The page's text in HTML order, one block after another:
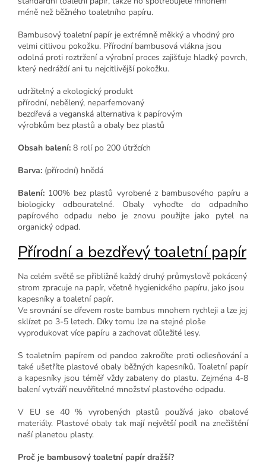
méně než běžného toaletního papíru.
Bambusový toaletní papír je extrémně měkký a vhodný pro
velmi citlivou pokožku. Přírodní bambusová vlákna jsou
odolná proti roztržení a výrobní proces zajišťuje hladký povrch,
který nedráždí ani tu nejcitlivější pokožku.
udržitelný a ekologický produkt
přírodní, nebělený, neparfemovaný
bezdřevá a veganská alternativa k papírovým
výrobkům bez plastů a obaly bez plastů
Obsah balení: 8 rolí po 200 útržcích
Barva: (přírodní) hnědá
Balení: 100% bez plastů vyrobené z bambusového papíru a
biologicky odbouratelné. Obaly vyhoďte do odpadního
papírového odpadu nebo je znovu použijte jako pytel na
organický odpad.
Přírodní a bezdřevý toaletní papír
Na celém světě se přibližně každý druhý průmyslově pokácený
strom zpracuje na papír, včetně hygienického papíru, jako jsou
kapesníky a toaletní papír.
Ve srovnání se dřevem roste bambus mnohem rychleji a lze jej
sklízet po 3-5 letech. Díky tomu lze na stejné ploše
vyprodukovat více papíru a zachovat důležité lesy.
S toaletním papírem od pandoo zakročíte proti odlesňování a
také ušetříte plastové obaly běžných kapesníků. Toaletní papír
a kapesníky jsou téměř vždy zabaleny do plastu. Zejména 4-8
balení vytváří neuvěřitelné množství plastového odpadu.
V EU se 40 % vyrobených plastů používá jako obalové
materiály. Plastové obaly tak mají největší podíl na znečištění
naší planetou plasty.
Proč je bambusový toaletní papír dražší?